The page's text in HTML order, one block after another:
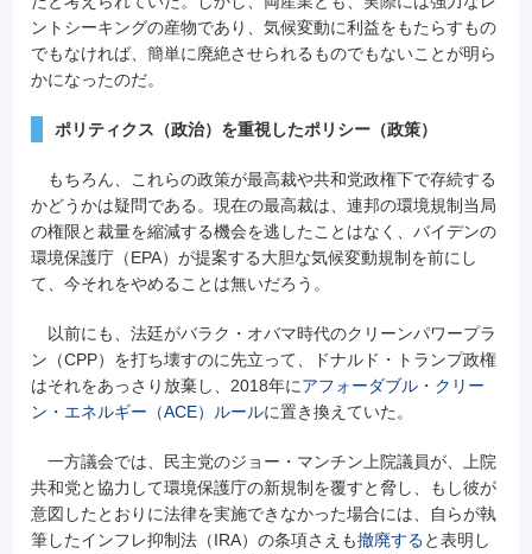
ントシーキングの産物であり、気候変動に利益をもたらすもの
でもなければ、簡単に廃絶させられるものでもないことが明ら
かになったのだ。
ポリティクス（政治）を重視したポリシー（政策）
もちろん、これらの政策が最高裁や共和党政権下で存続する
かどうかは疑問である。現在の最高裁は、連邦の環境規制当局
の権限と裁量を縮減する機会を逃したことはなく、バイデンの
環境保護庁（EPA）が提案する大胆な気候変動規制を前にし
て、今それをやめることは無いだろう。
以前にも、法廷がバラク・オバマ時代のクリーンパワープラ
ン（CPP）を打ち壊すのに先立って、ドナルド・トランプ政権
はそれをあっさり放棄し、2018年にアフォーダブル・クリー
ン・エネルギー（ACE）ルールに置き換えていた。
一方議会では、民主党のジョー・マンチン上院議員が、上院
共和党と協力して環境保護庁の新規制を覆すと脅し、もし彼が
意図したとおりに法律を実施できなかった場合には、自らが執
筆したインフレ抑制法（IRA）の条項さえも撤廃すると表明し